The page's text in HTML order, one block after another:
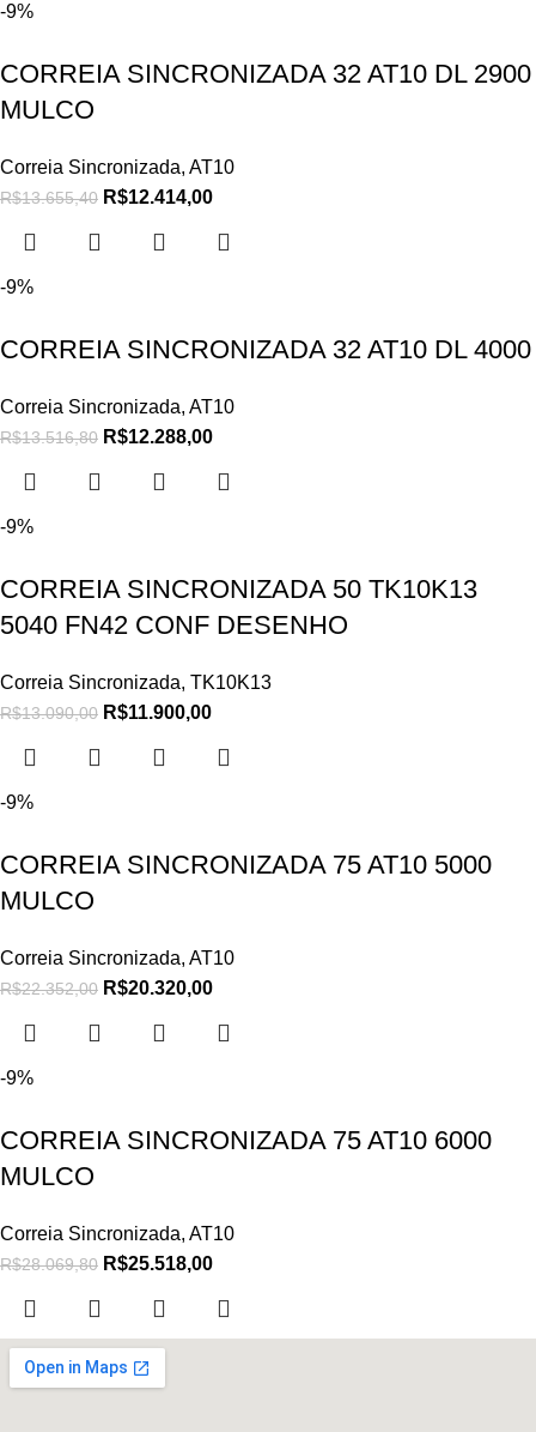
-9%
CORREIA SINCRONIZADA 32 AT10 DL 2900
MULCO
Correia Sincronizada, AT10
R$13.655,40 R$12.414,00
-9%
CORREIA SINCRONIZADA 32 AT10 DL 4000
Correia Sincronizada, AT10
R$13.516,80 R$12.288,00
-9%
CORREIA SINCRONIZADA 50 TK10K13
5040 FN42 CONF DESENHO
Correia Sincronizada, TK10K13
R$13.090,00 R$11.900,00
-9%
CORREIA SINCRONIZADA 75 AT10 5000
MULCO
Correia Sincronizada, AT10
R$22.352,00 R$20.320,00
-9%
CORREIA SINCRONIZADA 75 AT10 6000
MULCO
Correia Sincronizada, AT10
R$28.069,80 R$25.518,00